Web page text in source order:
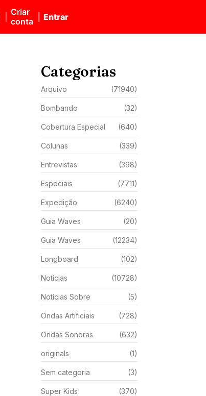
Criar
conta
Entrar
Categorias
Arquivo (71940)
Bombando (32)
Cobertura Especial (640)
Colunas (339)
Entrevistas (398)
Especiais (7711)
Expedição (6240)
Guia Waves (20)
Guia Waves (12234)
Longboard (102)
Notícias (10728)
Notícias Sobre (5)
Ondas Artificiais (728)
Ondas Sonoras (632)
originals (1)
Sem categoria (3)
Super Kids (370)